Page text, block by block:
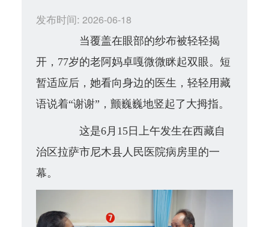
发布时间: 2026-06-18
当覆盖在眼部的纱布被轻轻揭
开，77岁的老阿妈卓嘎微微眯起双眼。短
暂适应后，她看向身边的医生，轻轻用藏
语说着“谢谢”，颤巍巍地竖起了大拇指。
这是6月15日上午发生在西藏自
治区拉萨市尼木县人民医院病房里的一
幕。